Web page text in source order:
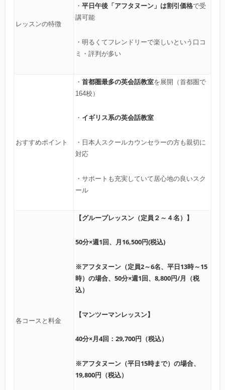
レッスンの特徴
・ 平日午後「アフタヌーン」は割引価格で受
講可能
・明るくてフレンドリーで楽しいという口コ
ミ・評判が多い
おすすめポイント
・ 首都圏最多の英会話教室を展開（首都圏で
164校）
・ イギリス系の英会話教室
・日本人スクールカウンセラーの方も親切に
対応
・サポートも充実していて居心地の良いスク
ール
各コースと料金
【グループレッスン（定員２～４名）】
50分×週1回、月16,500円(税込)
※アフタヌーン（定員2～6名、平日13時～15
時）の場合、50分×週1回、8,800円/月（税
込）
【マンツーマンレッスン】
40分×月4回：29,700円（税込）
※アフタヌーン（平日15時まで）の場合、
19,800円（税込）